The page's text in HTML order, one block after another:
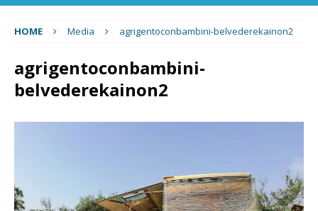
HOME Media agrigentoconbambini-belvederekainon2
agrigentoconbambini-
belvederekainon2